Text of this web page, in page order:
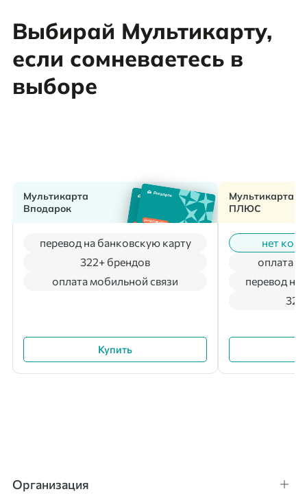
Выбирай Мультикарту,
если сомневаетесь в
выборе
Мультикарта
Вподарок
оплата мобильной связи
перевод на банковскую карту
322+ брендов
Купить
Мультикарта
ПЛЮС
нет
оплата
перевод на
Организация